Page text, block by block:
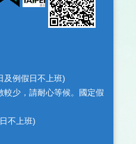
及例假日不上班)
少，請耐心等候。國定假
不上班)